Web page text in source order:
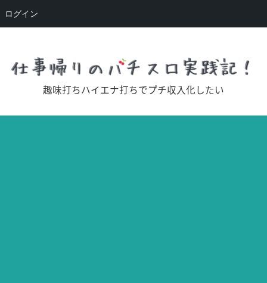
趣味打ちハイエナ打ちでプチ収入化したい
ログイン